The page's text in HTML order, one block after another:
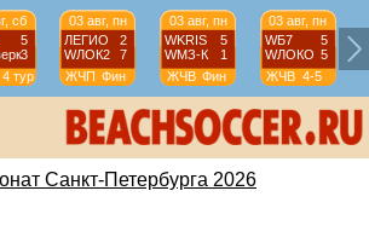
сб
5
3
4 тур
03 авг, пн
ЛЕГИО
2
WЛОК2
7
ЖЧП Фин
03 авг, пн
WKRIS
5
WМЗ-К
1
ЖЧВ Фин
03 авг, пн
WБ7
5
WЛОКО 5
ЖЧВ 4-5
Санкт-Петербурга 2026